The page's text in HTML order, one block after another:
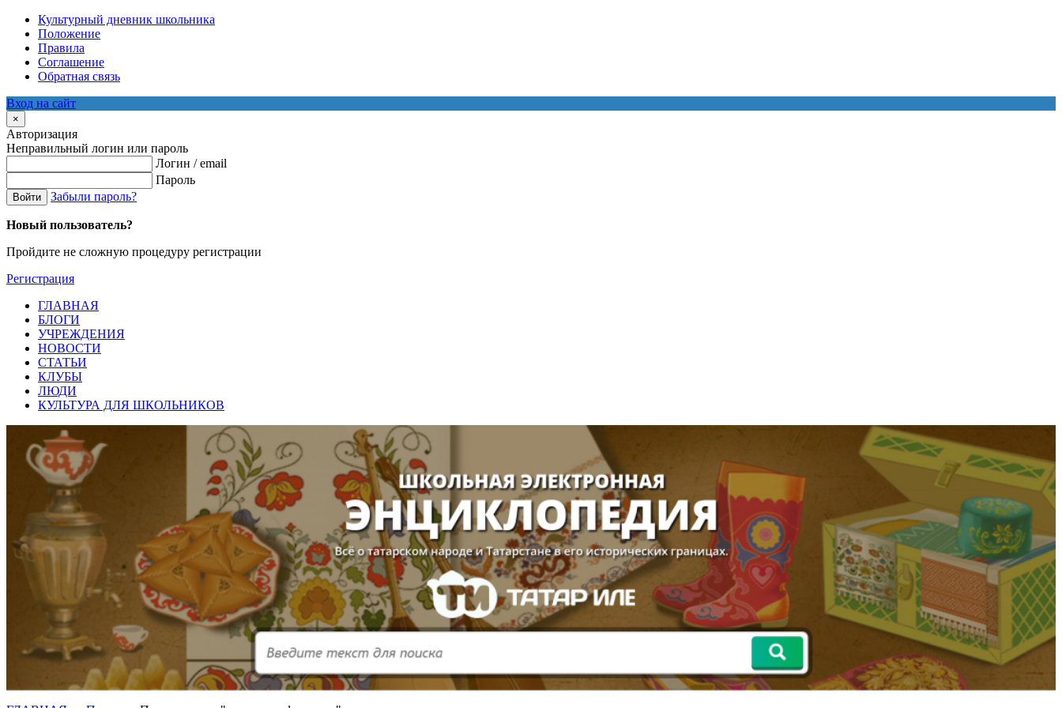
Культурный дневник школьника
Положение
Правила
Соглашение
Обратная связь
Вход на сайт
×
Авторизация
Неправильный логин или пароль
Логин / email
Пароль
Войти Забыли пароль?
Новый пользователь?
Пройдите не сложную процедуру регистрации
Регистрация
ГЛАВНАЯ
БЛОГИ
УЧРЕЖДЕНИЯ
НОВОСТИ
СТАТЬИ
КЛУБЫ
ЛЮДИ
КУЛЬТУРА ДЛЯ ШКОЛЬНИКОВ